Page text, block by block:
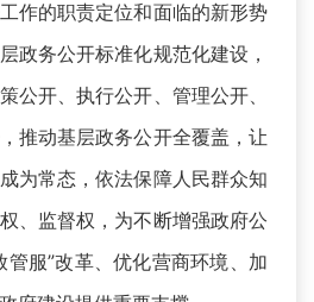
作的职责定位和面临的新形势
政务公开标准化规范化建设，
公开、执行公开、管理公开、
推动基层政务公开全覆盖，让
为常态，依法保障人民群众知
、监督权，为不断增强政府公
管服”改革、优化营商环境、加